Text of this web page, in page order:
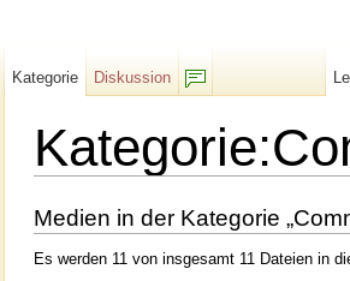
Medien in der Kategorie
Es werden 11 von insgesamt 11 Dateien in
Kategorie
Diskussion